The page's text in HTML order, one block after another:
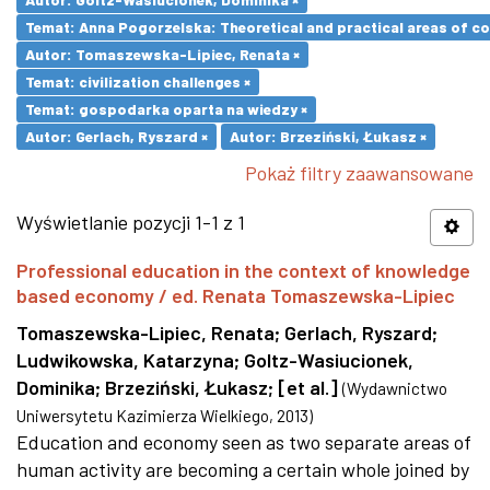
Temat: Anna Pogorzelska: Theoretical and practical areas of
Autor: Tomaszewska-Lipiec, Renata ×
Temat: civilization challenges ×
Temat: gospodarka oparta na wiedzy ×
Autor: Gerlach, Ryszard ×
Autor: Brzeziński, Łukasz ×
Pokaż filtry zaawansowane
Wyświetlanie pozycji 1-1 z 1
Professional education in the context of knowledge
based economy / ed. Renata Tomaszewska-Lipiec
Tomaszewska-Lipiec, Renata; Gerlach, Ryszard;
Ludwikowska, Katarzyna; Goltz-Wasiucionek,
Dominika; Brzeziński, Łukasz; [et al.] (Wydawnictwo
Uniwersytetu Kazimierza Wielkiego, 2013)
Education and economy seen as two separate areas of
human activity are becoming a certain whole joined by